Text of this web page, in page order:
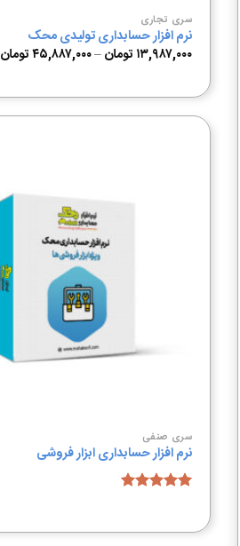
سری تجاری
نرم افزار حسابداری تولیدی محک
۱۳,۹۸۷,۰۰۰ تومان–۴۵,۸۸۷,۰۰۰تومان
سری صنفی
نرم افزار حسابداری ابزار فروشی